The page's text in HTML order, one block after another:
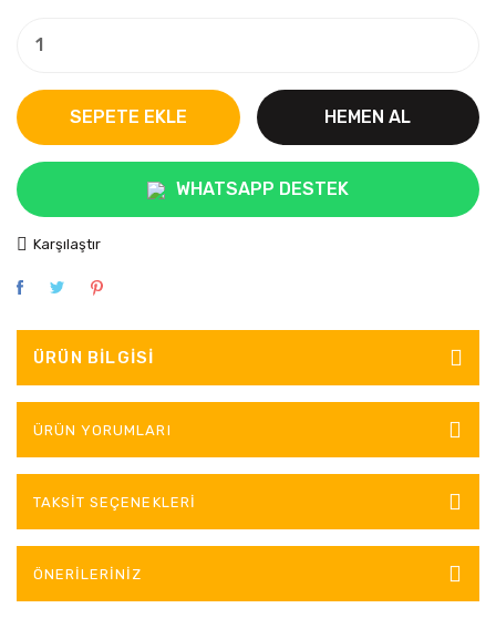
SEPETE EKLE HEMEN AL
WHATSAPP DESTEK
Karşılaştır
ÜRÜN BILGISI
ÜRÜN YORUMLARI
TAKSIT SEÇENEKLERI
ÖNERILERINIZ